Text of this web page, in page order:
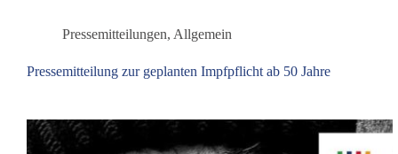
Pressemitteilungen, Allgemein
Pressemitteilung zur geplanten Impfpflicht ab 50 Jahre